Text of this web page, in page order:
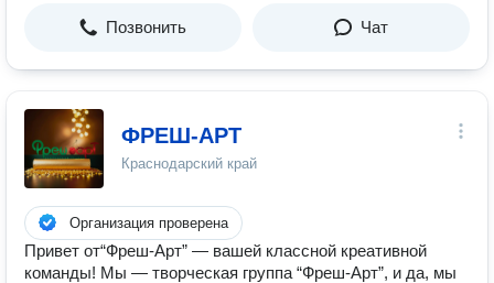
Позвонить Чат
ФРЕШ-АРТ
Краснодарский край
Организация проверена
Привет от“Фреш-Арт” — вашей классной креативной
команды! Мы — творческая группа “Фреш-Арт”, и да, мы